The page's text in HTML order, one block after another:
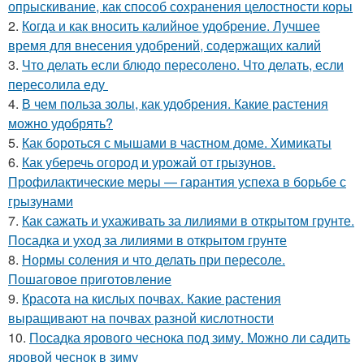
опрыскивание, как способ сохранения целостности коры
2. Когда и как вносить калийное удобрение. Лучшее
время для внесения удобрений, содержащих калий
3. Что делать если блюдо пересолено. Что делать, если
пересолила еду
4. В чем польза золы, как удобрения. Какие растения
можно удобрять?
5. Как бороться с мышами в частном доме. Химикаты
6. Как уберечь огород и урожай от грызунов.
Профилактические меры — гарантия успеха в борьбе с
грызунами
7. Как сажать и ухаживать за лилиями в открытом грунте.
Посадка и уход за лилиями в открытом грунте
8. Нормы соления и что делать при пересоле.
Пошаговое приготовление
9. Красота на кислых почвах. Какие растения
выращивают на почвах разной кислотности
10. Посадка ярового чеснока под зиму. Можно ли садить
яровой чеснок в зиму